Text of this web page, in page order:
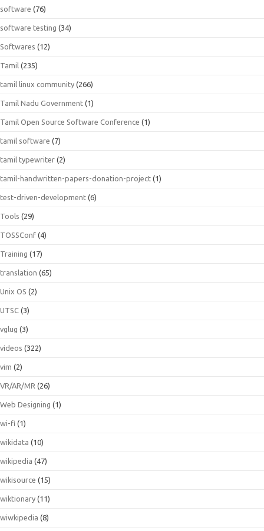
software (76)
software testing (34)
Softwares (12)
Tamil (235)
tamil linux community (266)
Tamil Nadu Government (1)
Tamil Open Source Software Conference (1)
tamil software (7)
tamil typewriter (2)
tamil-handwritten-papers-donation-project (1)
test-driven-development (6)
Tools (29)
TOSSConf (4)
Training (17)
translation (65)
Unix OS (2)
UTSC (3)
vglug (3)
videos (322)
vim (2)
VR/AR/MR (26)
Web Designing (1)
wi-fi (1)
wikidata (10)
wikipedia (47)
wikisource (15)
wiktionary (11)
wiwkipedia (8)